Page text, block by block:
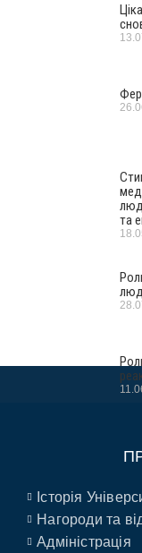
та
Історія
Нагороди та
Адміністрація